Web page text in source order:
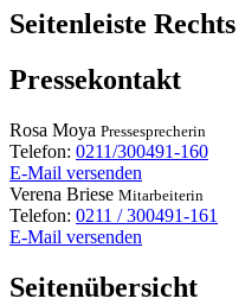
Seitenleiste Rechts
Pressekontakt
Rosa Moya Pressesprecherin
Telefon: 0211/300491-160
E-Mail versenden
Verena Briese Mitarbeiterin
Telefon: 0211 / 300491-161
E-Mail versenden
Seitenübersicht